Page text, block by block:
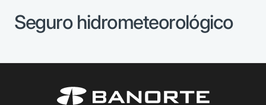
Seguro hidrometeorológico